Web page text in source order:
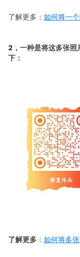
了解更多： 如何将一
2，一种是将这多张
下：
了解更多 ： 如何将多